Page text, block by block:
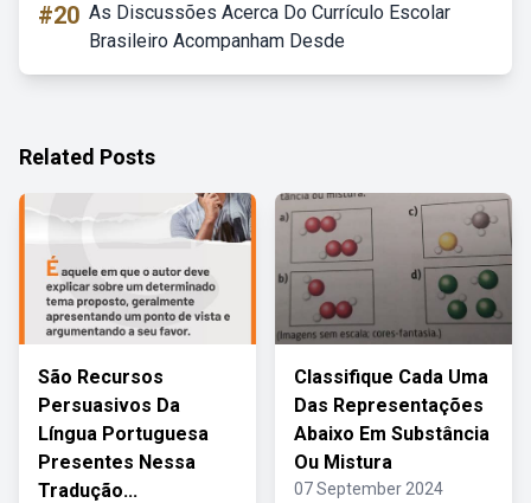
#20 As Discussões Acerca Do Currículo Escolar
Brasileiro Acompanham Desde
Related Posts
São Recursos
Persuasivos Da
Língua Portuguesa
Presentes Nessa
Tradução...
Classifique Cada Uma
Das Representações
Abaixo Em Substância
Ou Mistura
07 September 2024